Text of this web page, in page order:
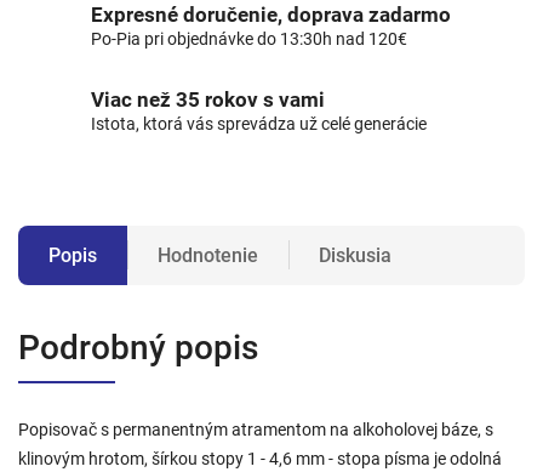
Expresné doručenie, doprava zadarmo
Po-Pia pri objednávke do 13:30h nad 120€
Viac než 35 rokov s vami
Istota, ktorá vás sprevádza už celé generácie
Popis Hodnotenie Diskusia
Podrobný popis
Popisovač s permanentným atramentom na alkoholovej báze, s
klinovým hrotom, šírkou stopy 1 - 4,6 mm - stopa písma je odolná